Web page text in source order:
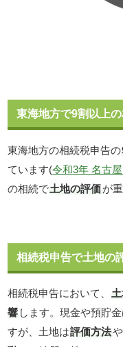
東海地方で9割以上
東海地方の相続税申告の
ています(令和3年 名古
の相続で土地の評価が
相続税申告で土地の
相続税申告において、
響 します。現金や預貯
すが、土地は評価方法や